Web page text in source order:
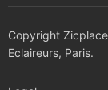
Copyright
Eclaireurs, Paris.